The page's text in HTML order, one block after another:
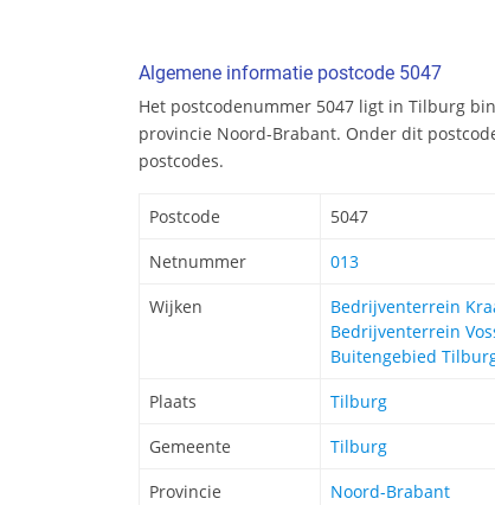
Algemene informatie postcode 5047
Het postcodenummer 5047 ligt in Tilburg
provincie Noord-Brabant. Onder dit
postcodes.
Postcode
5047
Netnummer
013
Wijken
Bedrijventerrein
Bedrijventerrein
Buitengebied
Plaats
Tilburg
Gemeente
Tilburg
Provincie
Noord-Brabant